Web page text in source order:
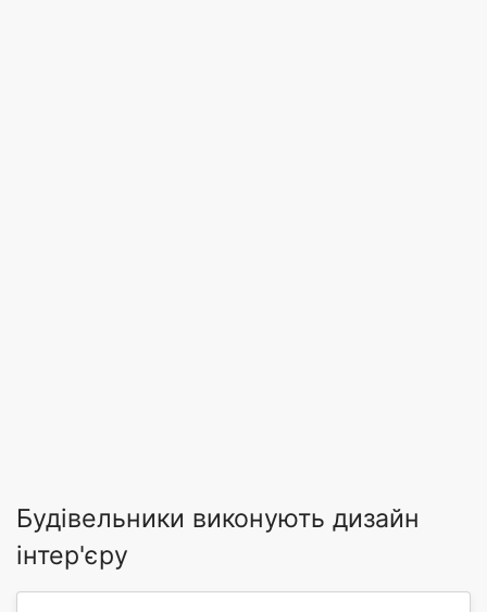
Будівельники виконують дизайн
інтер'єру